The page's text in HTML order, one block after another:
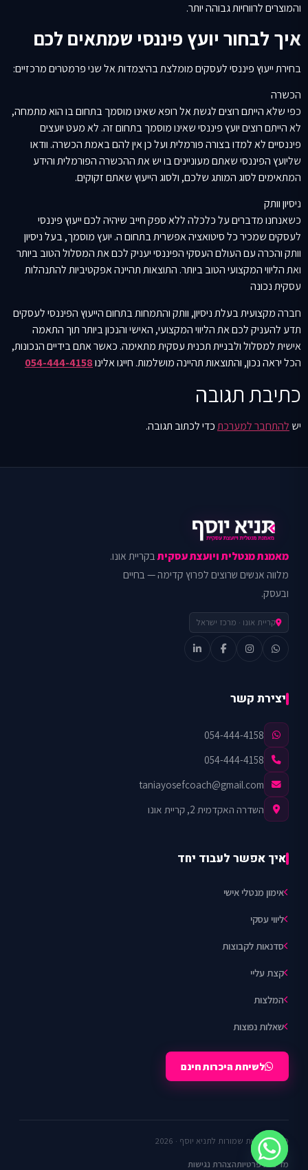
והמוצרים לרווחיות גבוהה יותר.
איך לבחור יועץ פיננסי שמתאים לכם
בחירת ייעוץ פיננסי לעסקים מומלצת בהיצמדות אל שני פרמטרים מרכזיים:
הכשרה
כפי שלא הייתם רוצים לגשת אל רופא שאינו מוסמך בתחום בו הוא מתמחה,
לא הייתם רוצים יועץ פיננסי שאינו מוסמך בתחום זה. לא מעט יועצים
פיננסיים לא למדו בצורה פורמלית ועל כן אין להם באמת הכשרה. וודאו
שליועץ הפיננסי שאתם מעוניינים בו יש את ההכשרה הפורמלית והידע
המתאימים לסוג המותג שלכם, ולסוג הייעוץ שאתם זקוקים.
ניסיון וותק
כשאנחנו מדברים על כלכלה ללא ספק חייב שיהיה לכם ייעוץ פיננסי
לעסקים שמכיר כל סיטואציה אפשרית בתחום ה. יועץ מוסמך, בעל ניסיון
וותק והכרה עם העולם העסקי הפיננסי יעניק לכם את המסלול הטוב ביותר
ואת הליווי המקצועי הטוב ביותר. התוצאות תהיינה אפקטיביות להתנהלות
עסקית נכונה
חברה מקצועית בעלת ניסיון, וותק והתמחות בתחום הייעוץ הפיננסי לעסקים
תדע להעניק לכם את הליווי המקצועי, האישי והנכון ביותר תוך התאמה
אישית למסלול ולבניית תכנית עסקית מתאימה. כאשר אתם בידיים הנכונות,
הכל יראה נכון, והתוצאות תהיינה מושלמות. חייגו אלינו054-444-4158
כתיבת תגובה
יש להתחבר למערכתכדי לכתוב תגובה.
מאמנת מנטלית ויועצת עסקיתבקריית אונו.
מלווה אנשים שרוצים לפרוץ קדימה — בחיים
ובעסק.
קריית אונו · מרכז ישראל
יצירת קשר
054-444-4158
054-444-4158
taniayosefcoach@gmail.com
השדרה האקדמית 2, קריית אונו
איך אפשר לעבוד יחד
אימון מנטלי אישי
ליווי עסקי
סדנאות לקבוצות
קצת עליי
המלצות
שאלות נפוצות
לשיחת היכרות חינם
© כל הזכויות שמורות לתניא יוסף · 2026
מדיניות פרטיותהצהרת נגישות